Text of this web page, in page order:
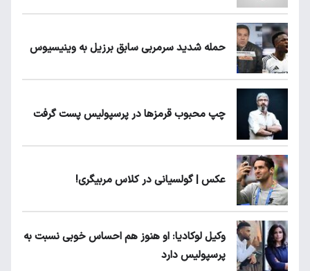
حمله شدید سرمربی سابق برزیل به وینیسیوس
چپ محبوب قرمزها در پرسپولیس پست گرفت
عکس | گولسیانی در کلاس مربیگری!
وکیل لوکادیا: او هنوز هم احساس خوبی نسبت به
پرسپولیس دارد